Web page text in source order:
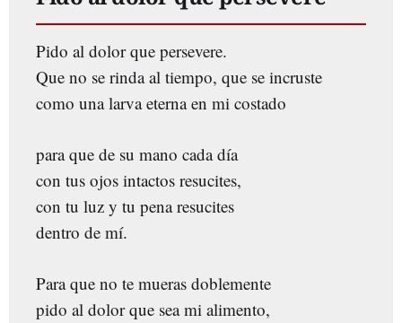
Pido al dolor que persevere.
Que no se rinda al tiempo, que se incruste
como una larva eterna en mi costado
para que de su mano cada día
con tus ojos intactos resucites,
con tu luz y tu pena resucites
dentro de mí.
Para que no te mueras doblemente
pido al dolor que sea mi alimento,